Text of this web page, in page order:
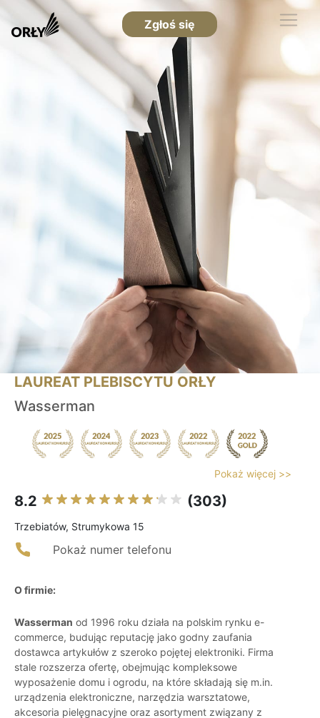
Zgłoś się
LAUREAT PLEBISCYTU ORŁY
Wasserman
Pokaż więcej >>
8.2 (303)
Trzebiatów, Strumykowa 15
Pokaż numer telefonu
O firmie:
Wasserman od 1996 roku działa na polskim rynku e-
commerce, budując reputację jako godny zaufania
dostawca artykułów z szeroko pojętej elektroniki. Firma
stale rozszerza ofertę, obejmując kompleksowe
wyposażenie domu i ogrodu, na które składają się m.in.
urządzenia elektroniczne, narzędzia warsztatowe,
akcesoria pielęgnacyjne oraz asortyment związany z